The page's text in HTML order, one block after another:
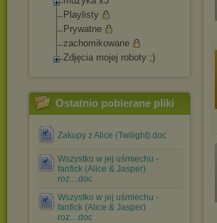
Playlisty
Prywatne
zachomikowane
Zdjęcia mojej roboty ;)
Ostatnio pobierane pliki
Zakupy z Alice (Twilight).doc
Wszystko w jej uśmiechu -
fanfick (Alice & Jasper)
roz....doc
Wszystko w jej uśmiechu -
fanfick (Alice & Jasper)
roz....doc